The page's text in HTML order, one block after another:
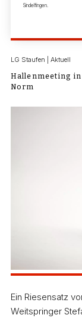
Sindelfingen.
LG Staufen | Aktuell
Hallenmeeting
Norm
Ein Riesensatz
Weitspringer